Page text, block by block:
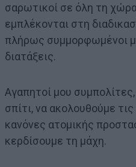
σαρωτικοί σε όλη τη
εμπλέκονται στη
πλήρως συμμορφωμένοι
διατάξεις.
Αγαπητοί μου
σπίτι, να ακολουθούμε
κανόνες ατομικής
κερδίσουμε τη μάχη.